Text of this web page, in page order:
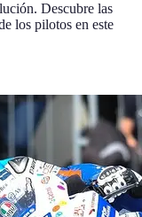
Descubre las
los pilotos en este